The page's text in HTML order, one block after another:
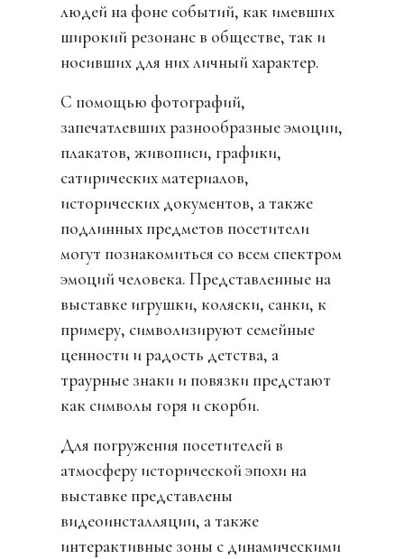
людей на фоне событий, как имевших
широкий резонанс в обществе, так и
носивших для них личный характер.
С помощью фотографий,
запечатлевших разнообразные эмоции,
плакатов, живописи, графики,
сатирических материалов,
исторических документов, а также
подлинных предметов посетители
могут познакомиться со всем спектром
эмоций человека. Представленные на
выставке игрушки, коляски, санки, к
примеру, символизируют семейные
ценности и радость детства, а
траурные знаки и повязки предстают
как символы горя и скорби.
Для погружения посетителей в
атмосферу исторической эпохи на
выставке представлены
видеоинсталляции, а также
интерактивные зоны с динамическими